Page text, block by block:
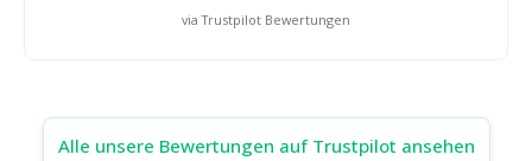
via Trustpilot Bewertungen
Alle unsere Bewertungen auf Trustpilot ansehen